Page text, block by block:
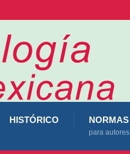
HISTÓRICO NORMAS
para autores